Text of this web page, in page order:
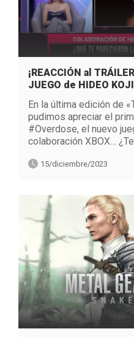
¡REACCIÓN al
JUEGO de HIDEO
En la última edición de
pudimos apreciar el
#Overdose, el nuevo
colaboración XBOX…
15/diciembre/2023